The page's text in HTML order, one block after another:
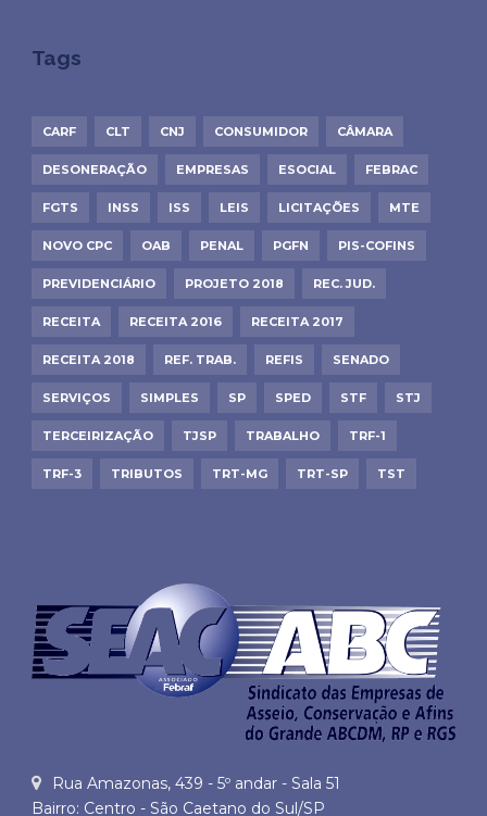
Tags
CARF CLT CNJ CONSUMIDOR CÂMARA
DESONERAÇÃO EMPRESAS ESOCIAL FEBRAC
FGTS INSS ISS LEIS LICITAÇÕES MTE
NOVO CPC OAB PENAL PGFN PIS-COFINS
PREVIDENCIÁRIO PROJETO 2018 REC. JUD.
RECEITA RECEITA 2016 RECEITA 2017
RECEITA 2018 REF. TRAB. REFIS SENADO
SERVIÇOS SIMPLES SP SPED STF STJ
TERCEIRIZAÇÃO TJSP TRABALHO TRF-1
TRF-3 TRIBUTOS TRT-MG TRT-SP TST
Rua Amazonas, 439 - 5º andar - Sala 51
Bairro: Centro - São Caetano do Sul/SP